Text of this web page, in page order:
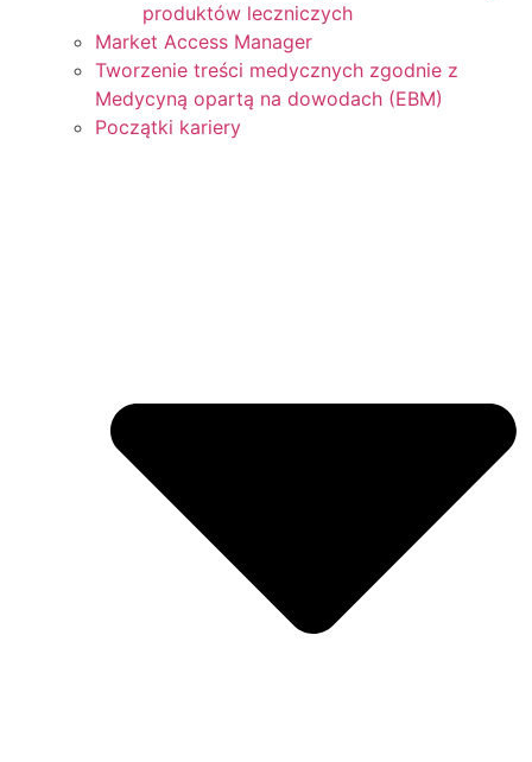
produktów leczniczych
Market Access Manager
Tworzenie treści medycznych zgodnie z
Medycyną opartą na dowodach (EBM)
Początki kariery